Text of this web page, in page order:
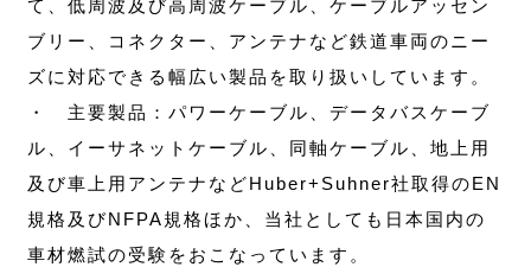
て、低周波及び高周波ケーブル、ケーブルアッセン
ブリー、コネクター、アンテナなど鉄道車両のニー
ズに対応できる幅広い製品を取り扱いしています。
・ 主要製品：パワーケーブル、データバスケーブ
ル、イーサネットケーブル、同軸ケーブル、地上用
及び車上用アンテナなどHuber+Suhner社取得のEN
規格及びNFPA規格ほか、当社としても日本国内の
車材燃試の受験をおこなっています。